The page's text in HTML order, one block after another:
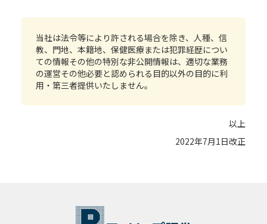
当社は法令等により許される場合を除き、人種、信
教、門地、本籍地、保健医療または犯罪経歴につい
ての情報その他の特別な非公開情報は、適切な業務
の運営その他必要と認められる目的以外の目的に利
用・第三者提供いたしません。
以上
2022年7月1日改正